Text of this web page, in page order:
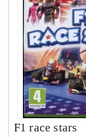
F1 race stars